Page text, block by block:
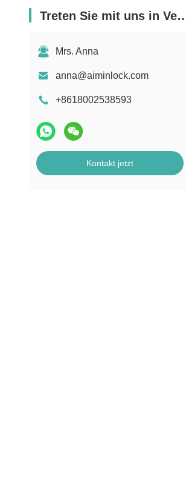
Treten Sie mit uns in Verbindung
Mrs. Anna
anna@aiminlock.com
+8618002538593
Kontakt jetzt